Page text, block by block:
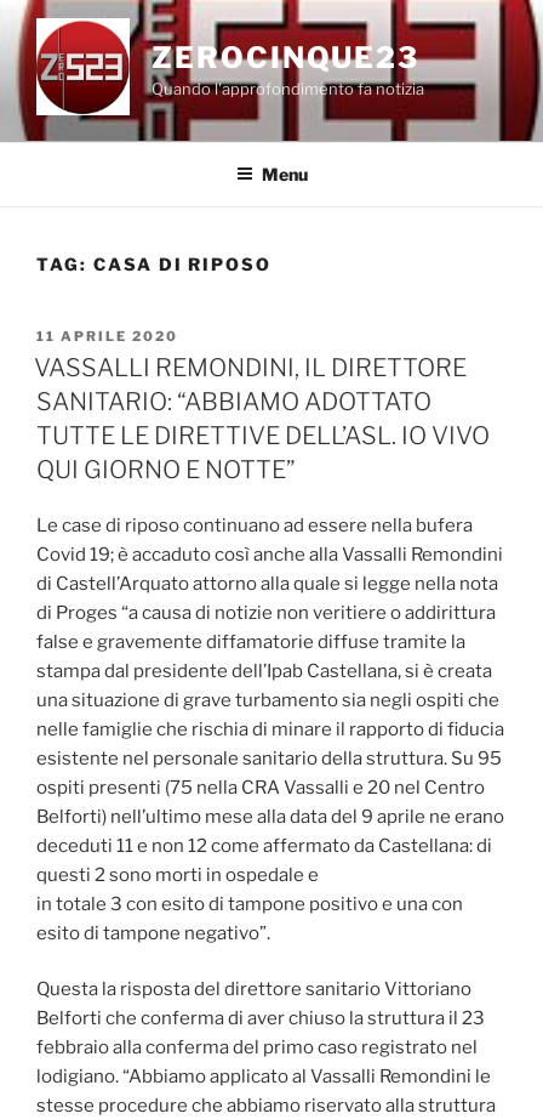
Salta
contenuto
ZEROCINQUE23
Quando l'approfondimento fa notizia
Menu
TAG: CASA DI RIPOSO
PUBBLICATO
IL
11 APRILE 2020
VASSALLI REMONDINI, IL DIRETTORE
SANITARIO: “ABBIAMO ADOTTATO
TUTTE LE DIRETTIVE DELL’ASL. IO VIVO
QUI GIORNO E NOTTE”
Le case di riposo continuano ad essere nella bufera
Covid 19; è accaduto così anche alla Vassalli Remondini
di Castell’Arquato attorno alla quale si legge nella nota
di Proges “a causa di notizie non veritiere o addirittura
false e gravemente diffamatorie diffuse tramite la
stampa dal presidente dell’Ipab Castellana, si è creata
una situazione di grave turbamento sia negli ospiti che
nelle famiglie che rischia di minare il rapporto di fiducia
esistente nel personale sanitario della struttura. Su 95
ospiti presenti (75 nella CRA Vassalli e 20 nel Centro
Belforti) nell’ultimo mese alla data del 9 aprile ne erano
deceduti 11 e non 12 come affermato da Castellana: di
questi 2 sono morti in ospedale e
in totale 3 con esito di tampone positivo e una con
esito di tampone negativo”.
Questa la risposta del direttore sanitario Vittoriano
Belforti che conferma di aver chiuso la struttura il 23
febbraio alla conferma del primo caso registrato nel
lodigiano. “Abbiamo applicato al Vassalli Remondini le
stesse procedure che abbiamo riservato alla struttura